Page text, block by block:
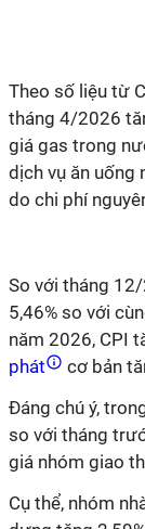
Theo số liệu từ
tháng 4/2026
giá gas trong
dịch vụ ăn uống
do chi phí
So với tháng
5,46% so với
năm 2026, CPI
phát
cơ bản
Đáng chú ý,
so với tháng
giá nhóm giao
Cụ thể, nhóm